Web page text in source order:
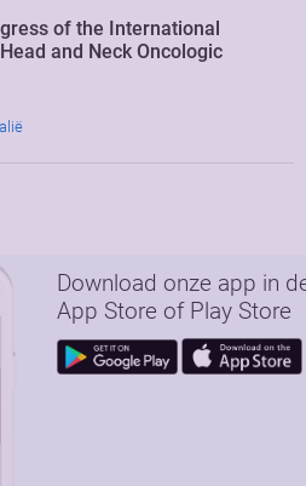
of the International
and Neck Oncologic
Download onze app in
App Store of Play Store